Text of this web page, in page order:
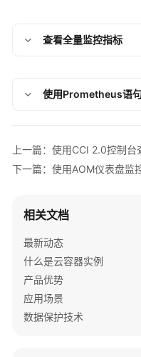
负
理
管
理
性
缩
存
储
管
查看全量监控指标
使用Prometheus语
上一篇：使用CCI 2.0控制台
下一篇：使用AOM仪表盘监
相关文档
最新动态
什么是云容器实例
产品优势
应用场景
数据保护技术